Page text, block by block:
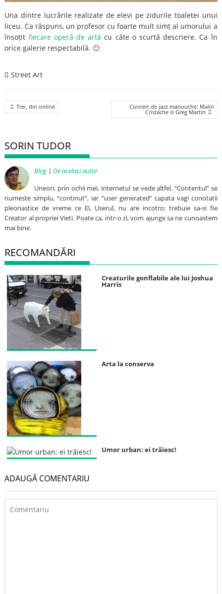
Una dintre lucrările realizate de elevi pe zidurile toaletei unui
liceu. Ca răspuns, un profesor cu foarte mult simț al umorului a
însoțit fiecare operă de artă cu câte o scurtă descriere. Ca în
orice galerie respectabilă. 🙂
Street Art
Post
navigation
Trei, din online Concert de jazz manouche: Malin
Cristache si Greg Martin
SORIN TUDOR
Blog |De același autor
Uneori, prin ochii mei, internetul se vede altfel. “Contentul” se
numeste simplu, “continut”, iar “user generated” capata vagi conotatii
pleonastice de vreme ce El, Userul, nu are incotro: trebuie sa-si fie
Creator al propriei Vieti. Poate ca, intr-o zi, vom ajunge sa ne cunoastem
mai bine.
RECOMANDĂRI
Creaturile gonflabile ale lui Joshua
Harris
Arta la conserva
Umor urban: ei trăiesc!
ADAUGĂ COMENTARIU